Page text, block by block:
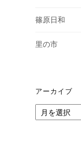
篠原日和
里の市
アーカイブ
ア
ー